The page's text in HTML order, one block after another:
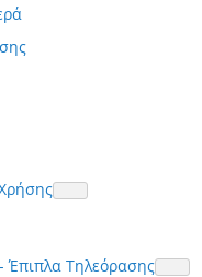
Τηλεόρασης